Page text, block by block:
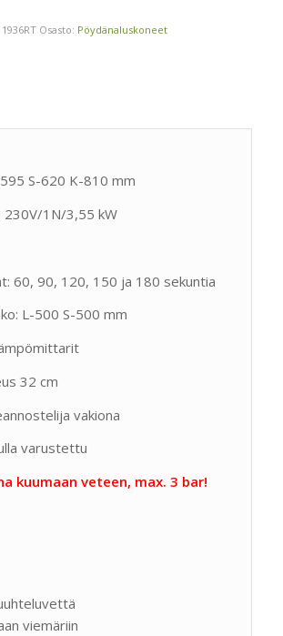
1936RT Osasto: Pöydänaluskoneet
S-620 K-810 mm
230V/1N/3,55 kW
60, 90, 120, 150 ja 180 sekuntia
L-500 S-500 mm
32 cm
vakiona
varustettu
kuumaan veteen, max. 3 bar!
viemäriin